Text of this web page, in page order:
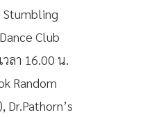
Stumbling
Club
ลา 16.00 น.
Random
Dr.Pathorn’s